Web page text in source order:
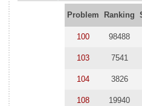
Problem Ranking
100 98488
103 7541
104 3826
108 19940